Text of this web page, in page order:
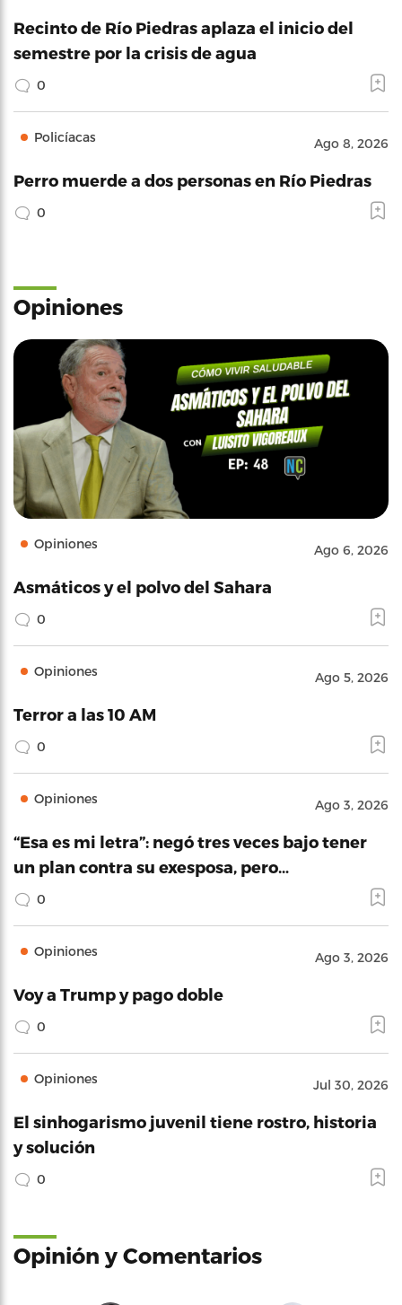
Recinto de Río Piedras aplaza el inicio del
semestre por la crisis de agua
0
Policíacas Ago 8, 2026
Perro muerde a dos personas en Río Piedras
0
Opiniones
Opiniones Ago 6, 2026
Asmáticos y el polvo del Sahara
0
Opiniones Ago 5, 2026
Terror a las 10 AM
0
Opiniones Ago 3, 2026
“Esa es mi letra”: negó tres veces bajo tener
un plan contra su exesposa, pero…
0
Opiniones Ago 3, 2026
Voy a Trump y pago doble
0
Opiniones Jul 30, 2026
El sinhogarismo juvenil tiene rostro, historia
y solución
0
Opinión y Comentarios